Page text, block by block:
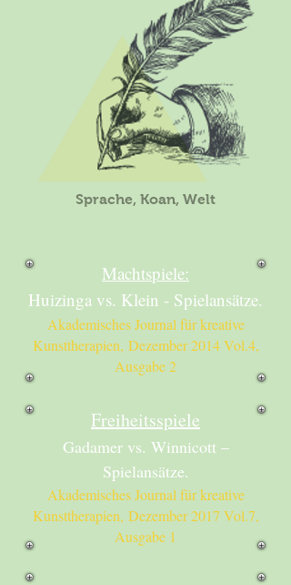
Sprache, Koan, Welt
Machtspiele:
Huizinga vs. Klein - Spielansätze.
Akademisches Journal für kreative
Kunsttherapien, Dezember 2014 Vol.4,
Ausgabe 2
Freiheitsspiele
Gadamer vs. Winnicott –
Spielansätze.
Akademisches Journal für kreative
Kunsttherapien, Dezember 2017 Vol.7,
Ausgabe 1